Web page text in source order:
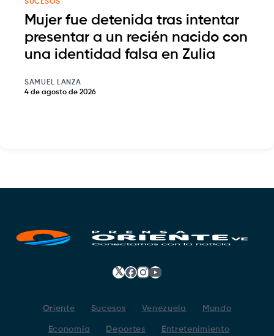
SUCESOS
Mujer fue detenida tras intentar
presentar a un recién nacido con
una identidad falsa en Zulia
SAMUEL LANZA
4 de agosto de 2026
𝕏 Facebook
Instagram
YouTube
Oriente Sucesos Venezuela Mundo
Economía Deportes Entretenimiento